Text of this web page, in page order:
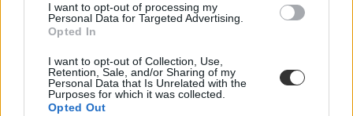
I want to opt-out of processing my
Personal Data for Targeted Advertising.
Opted In
I want to opt-out of Collection, Use,
Retention, Sale, and/or Sharing of my
Personal Data that Is Unrelated with the
Purposes for which it was collected.
Opted Out